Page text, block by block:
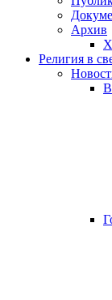
Архив
Религия в